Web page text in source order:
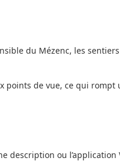
du Mézenc, les
points de vue, ce qui rompt
description ou l’application